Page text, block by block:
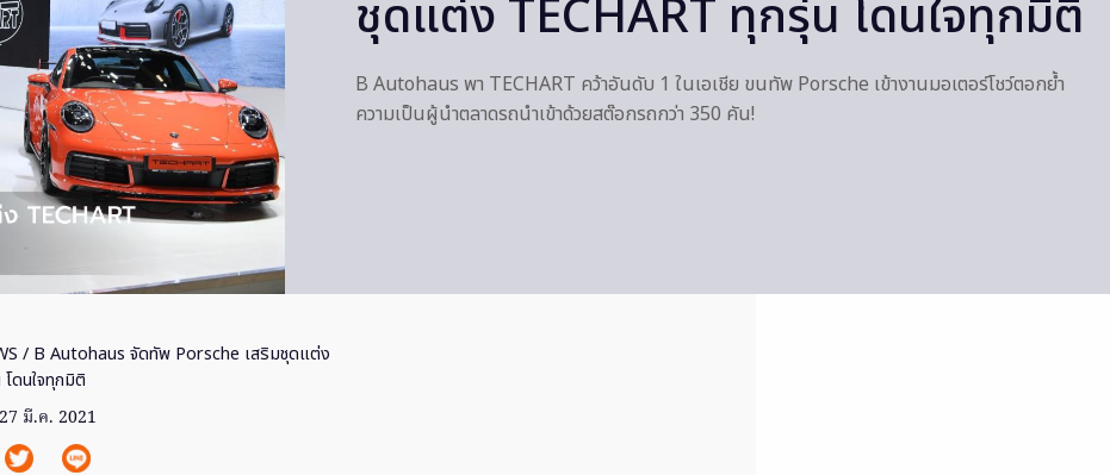
ชุดแต่ง TECHART ทุกรุ่น โดนใจทุกมิติ
B Autohaus พา TECHART คว้าอันดับ 1 ในเอเชีย ขนทัพ Porsche เข้างานมอเตอร์โชว์ตอกย้ำ
ความเป็นผู้นำตลาดรถนำเข้าด้วยสต๊อกรถกว่า 350 คัน!
/ B Autohaus จัดทัพ Porsche เสริมชุดแต่ง
ดนใจทุกมิติ
27 มี.ค. 2021